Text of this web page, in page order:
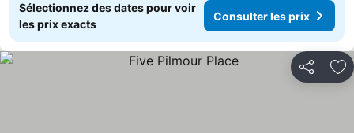
Sélectionnez des dates pour voir
les prix exacts
Consulter les prix
Partager